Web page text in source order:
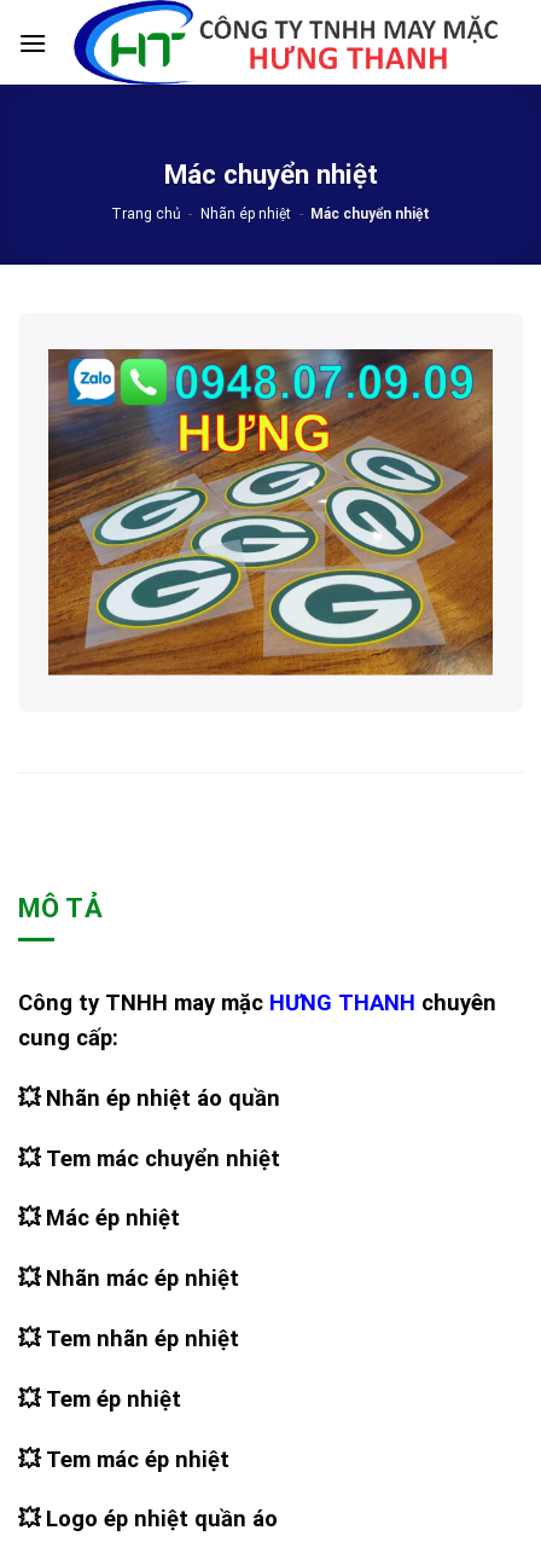
Mác chuyển nhiệt
Trang chủ - Nhãn ép nhiệt - Mác chuyển nhiệt
MÔ TẢ
Công ty TNHH may mặc HƯNG THANH chuyên
cung cấp:
💥 Nhãn ép nhiệt áo quần
💥 Tem mác chuyển nhiệt
💥 Mác ép nhiệt
💥 Nhãn mác ép nhiệt
💥 Tem nhãn ép nhiệt
💥 Tem ép nhiệt
💥 Tem mác ép nhiệt
💥 Logo ép nhiệt quần áo